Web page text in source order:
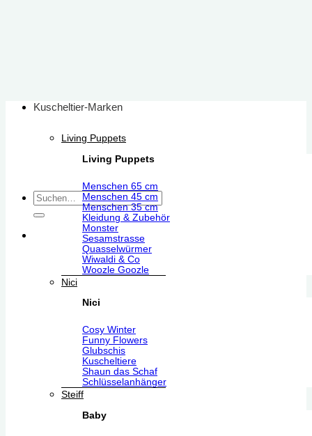
Suchen
nach:
Kuscheltier-Marken
Living Puppets
Living Puppets
Menschen 65 cm
Menschen 45 cm
Menschen 35 cm
Kleidung & Zubehör
Monster
Sesamstrasse
Quasselwürmer
Wiwaldi & Co
Woozle Goozle
Nici
Nici
Cosy Winter
Funny Flowers
Glubschis
Kuscheltiere
Shaun das Schaf
Schlüsselanhänger
Steiff
Baby